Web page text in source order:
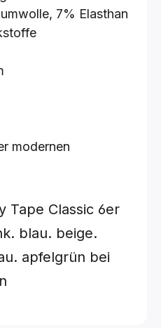
7% Elasthan
modernen
Tape Classic 6er
blau. beige.
apfelgrün bei